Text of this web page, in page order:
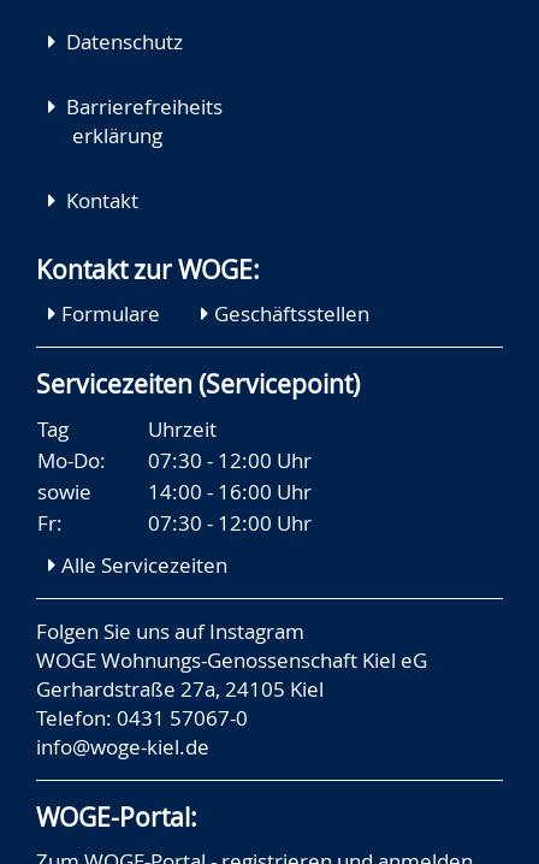
Datenschutz
Barrierefreiheits
erklärung
Kontakt
Kontakt zur WOGE:
Formulare Geschäftsstellen
Servicezeiten (Servicepoint)
Tag
Uhrzeit
Mo-Do:
07:30 - 12:00 Uhr
sowie
14:00 - 16:00 Uhr
Fr:
07:30 - 12:00 Uhr
Alle Servicezeiten
Folgen Sie uns aufInstagram
WOGE Wohnungs-Genossenschaft Kiel eG
Gerhardstraße 27a, 24105 Kiel
Telefon: 0431 57067-0
info@woge-kiel.de
WOGE-Portal: